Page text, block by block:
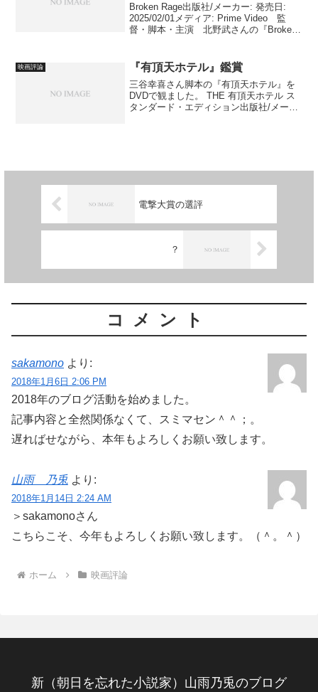
Broken Rage出版社/メーカー: 発売日:
2025/02/01メディア: Prime Video 監
督・脚本・主演 北野武さんの『Broken
映画を観て...
映画評論 『有頂天ホテル』鑑賞
三谷幸喜さん脚本の『有頂天ホテル』を
DVDで観ました。 THE 有頂天ホテル ス
タンダード・エディション出版社/メーカ
電撃大賞の選評
？
コメント
sakamono より:
2018年1月6日 2:06 PM
2018年のブログ活動を始めました。
記事内容と全然関係なくて、スミマセン＾＾；。
遅ればせながら、本年もよろしくお願い致します。
山雨 乃兎 より:
2018年1月14日 2:24 AM
＞sakamonoさん
こちらこそ、今年もよろしくお願い致します。（＾。＾）
ホーム 映画評論
新（朝日を忘れた小説家）山雨乃兎のブログ